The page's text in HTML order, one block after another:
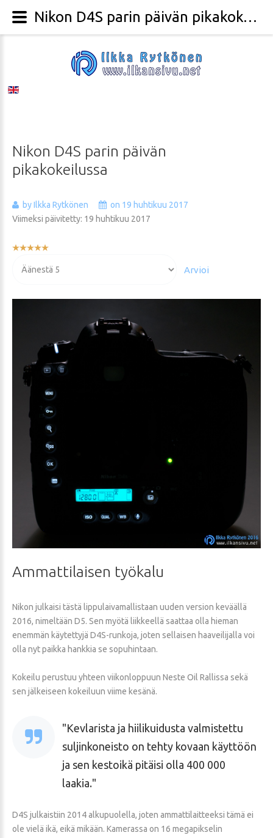
Nikon D4S parin päivän
pikakokeilussa
by Ilkka Rytkönen
on 19 huhtikuu 2017
Viimeksi päivitetty: 19 huhtikuu 2017
Käyttäjän
arvioida
Ammattilaisen työkalu
Nikon julkaisi tästä lippulaivamallistaan uuden version keväällä
2016, nimeltään D5. Sen myötä liikkeellä saattaa olla hieman
enemmän käytettyjä D4S-runkoja, joten sellaisen haaveilijalla voi
olla nyt paikka hankkia se sopuhintaan.
Kokeilu perustuu yhteen viikonloppuun Neste Oil Rallissa sekä
sen jälkeiseen kokeiluun viime kesänä.
Kevlarista ja hiilikuidusta valmistettu
suljinkoneisto on tehty kovaan käyttöön
ja sen kestoikä pitäisi olla 400 000
laakia.
D4S julkaistiin 2014 alkupuolella, joten ammattilaitteeksi tämä ei
ole vielä ikä, eikä mikään. Kamerassa on 16 megapikselin
Nikon D4S parin päivän pikakokeilussa - Valokuvaaja Ilkka Rytkönen